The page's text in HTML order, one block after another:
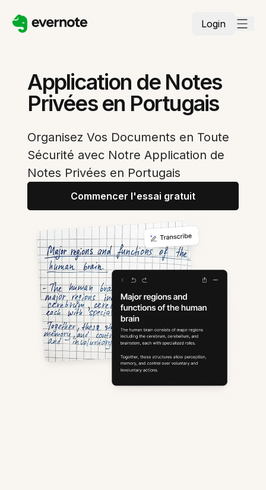
Login
Application de Notes
Privées en Portugais
Organisez Vos Documents en Toute
Sécurité avec Notre Application de
Notes Privées en Portugais
Commencer l'essai gratuit